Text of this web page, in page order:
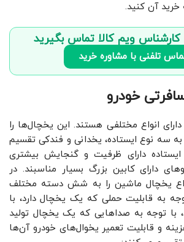
خرید آن کنید.
کارشناس ویم کالا تماس بگیرید
تلفنی با مشاوره خرید
خودرو
انواع مختلفی هستند. این یخچال‌ها را
به سه نوع ایستاده، یخدانی و فندکی تقسیم
دارای ظرفیت و گنجایش بیشتری
دارای کابین بزرگ بسیار مناسبند. در
یخچال ماشین را به شش دسته مختلف
به قابلیت حملی که یک یخچال دارد، با
با توجه به صداهایی که یک یخچال تولید
و قابلیت تعمیر یخوال‌های خودرو آن‌ها